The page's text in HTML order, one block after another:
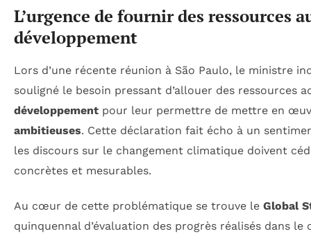
L’urgence de fournir des ressources
développement
Lors d’une récente réunion à São Paulo, le ministre
souligné le besoin pressant d’allouer des ressources
développement pour leur permettre de mettre en
ambitieuses. Cette déclaration fait écho à un
les discours sur le changement climatique doivent
concrètes et mesurables.
Au cœur de cette problématique se trouve le Global
quinquennal d’évaluation des progrès réalisés dans le